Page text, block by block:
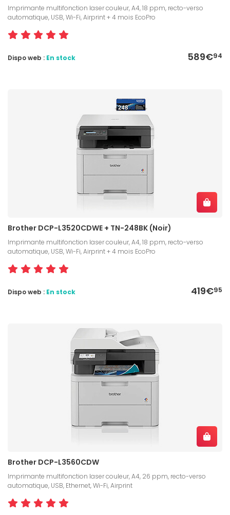
Imprimante multifonction laser couleur, A4, 18 ppm, recto-verso
automatique, USB, Wi-Fi, Airprint + 4 mois EcoPro
589€94
Dispo web : En stock
Brother DCP-L3520CDWE + TN-248BK (Noir)
Imprimante multifonction laser couleur, A4, 18 ppm, recto-verso
automatique, USB, Wi-Fi, Airprint + 4 mois EcoPro
419€95
Dispo web : En stock
Brother DCP-L3560CDW
Imprimante multifonction laser couleur, A4, 26 ppm, recto-verso
automatique, USB, Ethernet, Wi-Fi, Airprint